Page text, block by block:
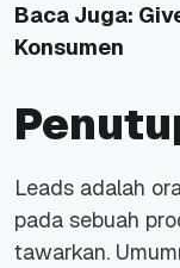
Baca Juga:
Konsumen
Leads adalah
pada sebuah
tawarkan.